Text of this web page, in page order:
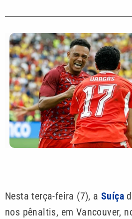
Nesta terça-feira (7), a Suíça
nos pênaltis, em Vancouver,